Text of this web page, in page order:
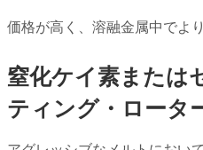
価格が高く、溶融金属中でよ
窒化ケイ素または
ティング・ロータ